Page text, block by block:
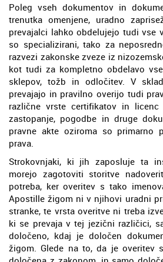
Poleg vseh dokumentov in
trenutka omenjene, uradno
prevajalci lahko obdelujejo tudi vse
so specializirani, tako za
razvezi zakonske zveze iz
kot tudi za kompletno obdelavo
sklepov, tožb in odločitev. V
prevajajo in pravilno overijo tudi
različne vrste certifikatov in
zastopanje, pogodbe in druge
pravne akte oziroma so primarno
prava.
Strokovnjaki, ki jih zaposluje ta
morejo zagotoviti storitve
potreba, ker overitev s tako
Apostille žigom ni v njihovi uradni
stranke, te vrsta overitve ni treba
ki se prevaja v tej jezični različici,
določeno, kdaj je določen
žigom. Glede na to, da je overitev